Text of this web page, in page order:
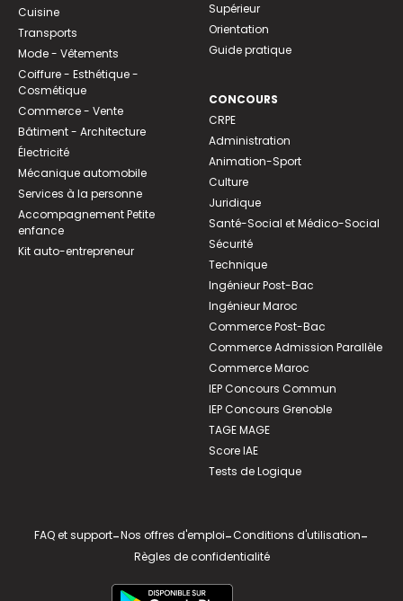
Cuisine
Transports
Mode - Vêtements
Coiffure - Esthétique -
Cosmétique
Commerce - Vente
Bâtiment - Architecture
Électricité
Mécanique automobile
Services à la personne
Accompagnement Petite
enfance
Kit auto-entrepreneur
Supérieur
Orientation
Guide pratique
CONCOURS
CRPE
Administration
Animation-Sport
Culture
Juridique
Santé-Social et Médico-Social
Sécurité
Technique
Ingénieur Post-Bac
Ingénieur Maroc
Commerce Post-Bac
Commerce Admission Parallèle
Commerce Maroc
IEP Concours Commun
IEP Concours Grenoble
TAGE MAGE
Score IAE
Tests de Logique
FAQ et support-Nos offres d'emploi-Conditions d'utilisation-
Règles de confidentialité